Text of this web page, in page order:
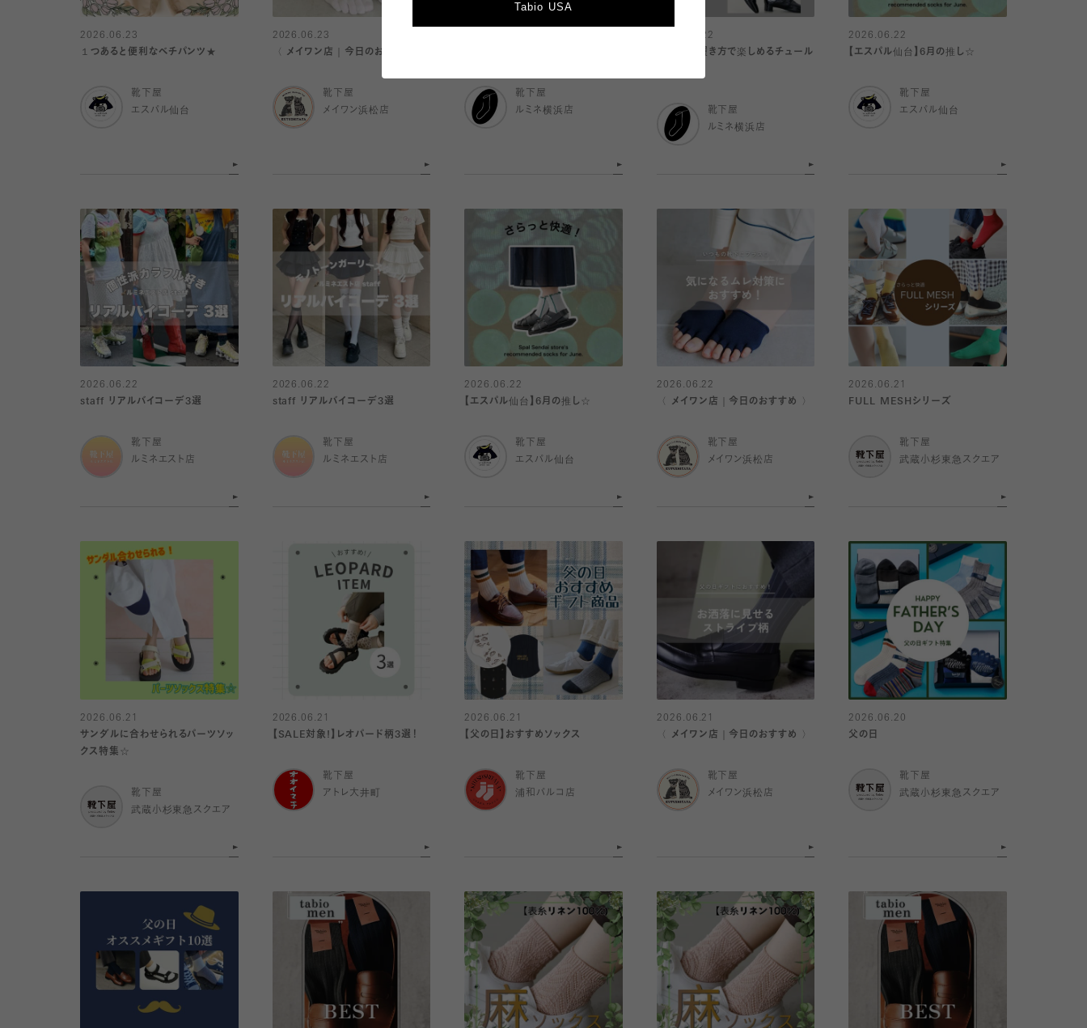
2026.06.23
１つあると便利なベチパンツ★
靴下屋
エスパル仙台
2026.06.23
〈 メイワン店｜今日のおすすめ 〉
靴下屋
メイワン浜松店
靴下屋
ルミネ横浜店
2026.06.22
3WAYの履き方で楽しめるチュール
靴下屋
ルミネ横浜店
2026.06.22
【エスパル仙台】6月の推し☆
靴下屋
エスパル仙台
2026.06.22
staff リアルバイコーデ3選
靴下屋
ルミネエスト店
2026.06.22
staff リアルバイコーデ3選
靴下屋
ルミネエスト店
2026.06.22
【エスパル仙台】6月の推し☆
靴下屋
エスパル仙台
2026.06.22
〈 メイワン店｜今日のおすすめ 〉
靴下屋
メイワン浜松店
2026.06.21
FULL MESHシリーズ
靴下屋
武蔵小杉東急スクエア
2026.06.21
サンダルに合わせられるパーツソッ
クス特集☆
靴下屋
武蔵小杉東急スクエア
2026.06.21
【SALE対象!】レオパード柄3選！
靴下屋
アトレ大井町
2026.06.21
【父の日】おすすめソックス
靴下屋
浦和パルコ店
2026.06.21
〈 メイワン店｜今日のおすすめ 〉
靴下屋
メイワン浜松店
2026.06.20
父の日
靴下屋
武蔵小杉東急スクエア
Tabio USA